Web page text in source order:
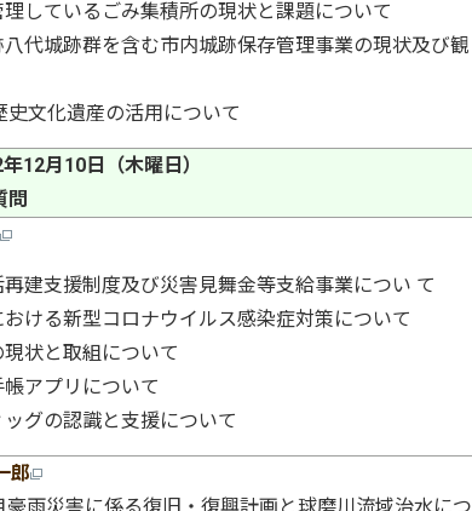
しているごみ集積所の現状と課題について
代城跡群を含む市内城跡保存管理事業の現状及び観
文化遺産の活用について
12月10日（木曜日）
問
建支援制度及び災害見舞金等支給事業につい て
ける新型コロナウイルス感染症対策について
状と取組について
アプリについて
グの認識と支援について
郎